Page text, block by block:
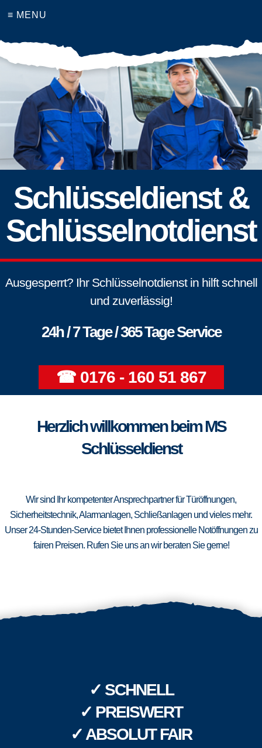
≡ MENU
Schlüsseldienst &
Schlüsselnotdienst
Ausgesperrt? Ihr Schlüsselnotdienst in hilft schnell
und zuverlässig!
24h / 7 Tage / 365 Tage Service
☎ 0176 - 160 51 867
Herzlich willkommen beim MS
Schlüsseldienst
Wir sind Ihr kompetenter Ansprechpartner für Türöffnungen,
Sicherheitstechnik, Alarmanlagen, Schließanlagen und vieles mehr.
Unser 24-Stunden-Service bietet Ihnen professionelle Notöffnungen zu
fairen Preisen. Rufen Sie uns an wir beraten Sie gerne!
✓ SCHNELL
✓ PREISWERT
✓ ABSOLUT FAIR